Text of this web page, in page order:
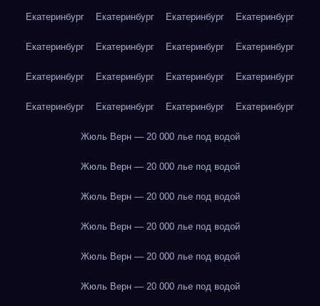
Екатеринбург Екатеринбург Екатеринбург Екатеринбург
Екатеринбург Екатеринбург Екатеринбург Екатеринбург
Екатеринбург Екатеринбург Екатеринбург Екатеринбург
Екатеринбург Екатеринбург Екатеринбург Екатеринбург
Жюль Верн — 20 000 лье под водой
Жюль Верн — 20 000 лье под водой
Жюль Верн — 20 000 лье под водой
Жюль Верн — 20 000 лье под водой
Жюль Верн — 20 000 лье под водой
Жюль Верн — 20 000 лье под водой